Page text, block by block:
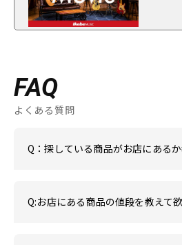
FAQ
よくある質問
Q：探している商品がお店にある
Q:お店にある商品の値段を教えて